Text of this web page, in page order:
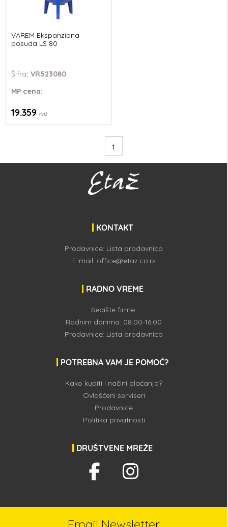
VAREM Ekspanziona
posuda LS 80
Šifra: VR523080
MP cena:
19.359rsd
1
KONTAKT
Prodavnice: Lista prodavnica
E-mail: office@etaz.co.rs
RADNO VREME
Sedište firme:
Radnim danima: 08:00-16:00
Prodavnice: Lista prodavnica
POTREBNA VAM JE POMOĆ?
Kako kupiti i načini plaćanja?
Ovlašćeni serviseri
Prodavnice
Politika privatnosti
DRUŠTVENE MREŽE
Email Newsletter